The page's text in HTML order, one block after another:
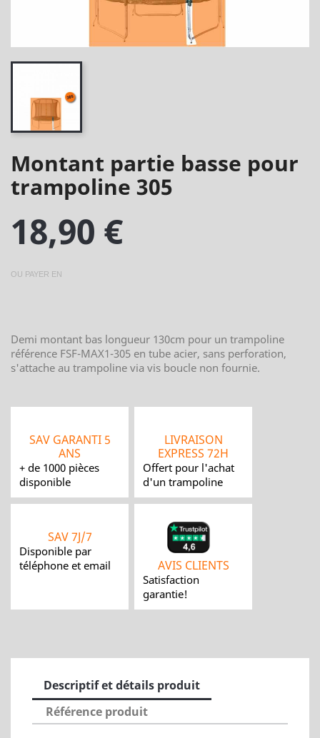
Montant partie basse pour
trampoline 305
18,90 €
OU PAYER EN
Demi montant bas longueur 130cm pour un trampoline
référence FSF-MAX1-305 en tube acier, sans perforation,
s'attache au trampoline via vis boucle non fournie.
SAV GARANTI 5
ANS
+ de 1000 pièces
disponible
LIVRAISON
EXPRESS 72H
Offert pour l'achat
d'un trampoline
SAV 7J/7
Disponible par
téléphone et email
AVIS CLIENTS
Satisfaction
garantie!
Descriptif et détails produit
Référence produit